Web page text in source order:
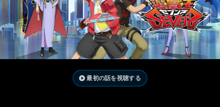
最初の話を視聴する